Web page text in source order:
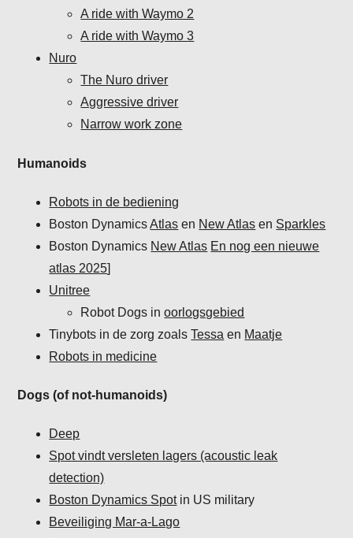
A ride with Waymo 2
A ride with Waymo 3
Nuro
The Nuro driver
Aggressive driver
Narrow work zone
Humanoids
Robots in de bediening
Boston DynamicsAtlas en New Atlas en Sparkles
Boston Dynamics New Atlas En nog een nieuwe
atlas 2025]
Unitree
Robot Dogs inoorlogsgebied
Tinybots in de zorg zoalsTessa en Maatje
Robots in medicine
Dogs (of not-humanoids)
Deep
Spot vindt versleten lagers (acoustic leak
detection)
Boston Dynamics Spotin US military
Beveiliging Mar-a-Lago